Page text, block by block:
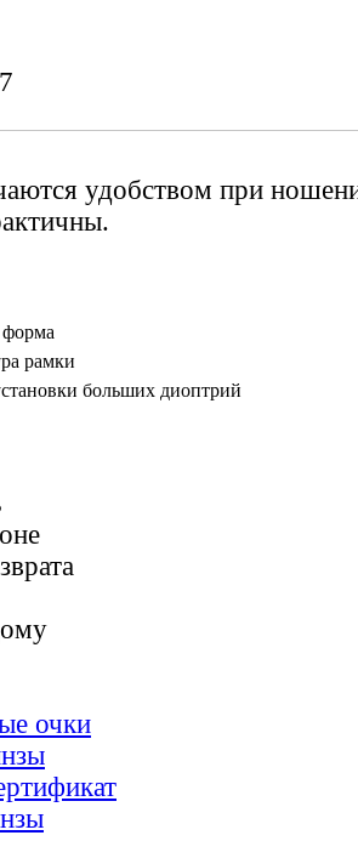
удобством при
форма
рамки
больших диоптрий
очки